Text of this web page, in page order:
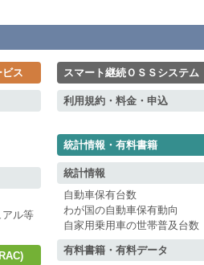
ス
アル等
スマート継続ＯＳＳシステム
利用規約・料金・申込
統計情報・有料書籍
統計情報
自動車保有台数
わが国の自動車保有動向
自家用乗用車の世帯普及台数
有料書籍・有料データ